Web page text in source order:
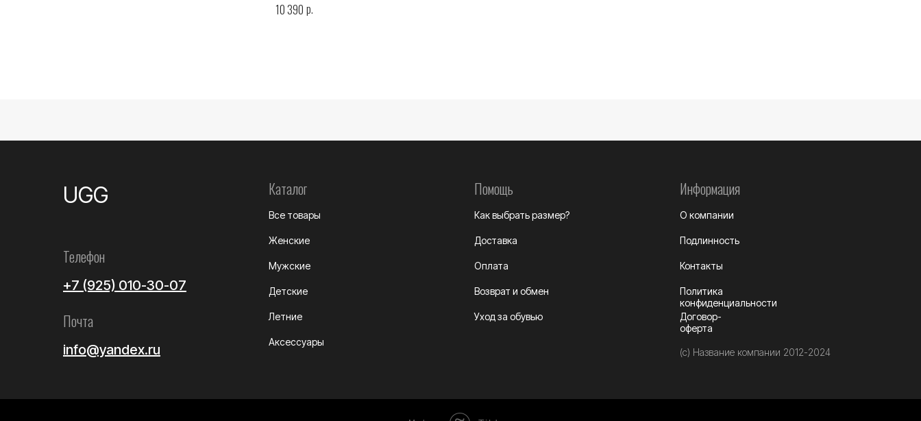
10 390 р.
UGG Каталог
Телефон
Почта
Помощь Информация
Все товары
Женские
Мужские
Детские
Летние
Аксессуары
Как выбрать размер?
Доставка
Оплата
Возврат и обмен
Уход за обувью
(c) Название компании 2012-2024
О компании
Контакты
Политика
конфиденциальности
Договор-
оферта
+7 (925) 010-30-07
info@yandex.ru
Подлинность